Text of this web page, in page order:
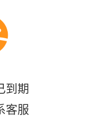
到期
客服